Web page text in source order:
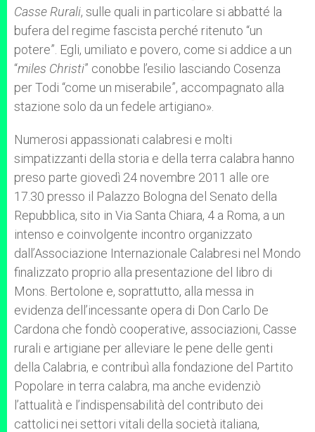
Casse Rurali, sulle quali in particolare si abbatté la
bufera del regime fascista perché ritenuto “un
potere”. Egli, umiliato e povero, come si addice a un
“miles Christi” conobbe l’esilio lasciando Cosenza
per Todi “come un miserabile”, accompagnato alla
stazione solo da un fedele artigiano».
Numerosi appassionati calabresi e molti
simpatizzanti della storia e della terra calabra hanno
preso parte giovedì 24 novembre 2011 alle ore
17.30 presso il Palazzo Bologna del Senato della
Repubblica, sito in Via Santa Chiara, 4 a Roma, a un
intenso e coinvolgente incontro organizzato
dall’Associazione Internazionale Calabresi nel Mondo
finalizzato proprio alla presentazione del libro di
Mons. Bertolone e, soprattutto, alla messa in
evidenza dell’incessante opera di Don Carlo De
Cardona che fondò cooperative, associazioni, Casse
rurali e artigiane per alleviare le pene delle genti
della Calabria, e contribuì alla fondazione del Partito
Popolare in terra calabra, ma anche evidenziò
l’attualità e l’indispensabilità del contributo dei
cattolici nei settori vitali della società italiana,